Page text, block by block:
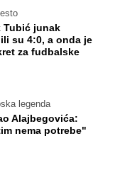
Tubić junak
su 4:0, a onda je
za fudbalske
legenda
Alajbegovića:
nema potrebe"